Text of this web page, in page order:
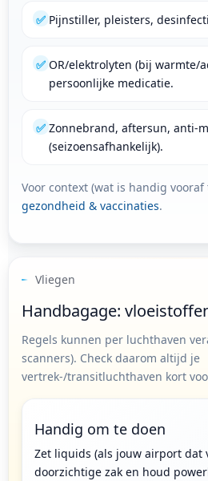
✅ Pijnstiller, pleisters,
✅ OR/elektrolyten (bij warmte/
persoonlijke medicatie.
✅ Zonnebrand, aftersun, anti-
(seizoensafhankelijk).
Voor context (wat is handig vooraf
gezondheid & vaccinaties.
Vliegen
Handbagage:
Regels kunnen per luchthaven
scanners). Check daarom altijd je
vertrek-/transitluchthaven kort
Handig om te doen
Zet liquids (als jouw airport dat
doorzichtige zak en houd